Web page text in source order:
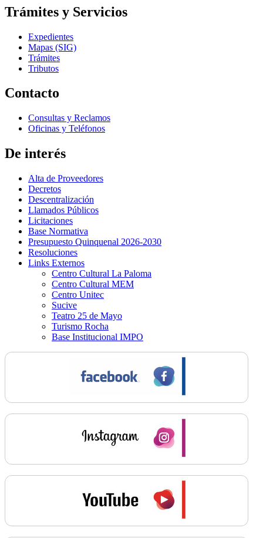
Trámites y Servicios
Expedientes
Mapas (SIG)
Trámites
Tributos
Contacto
Consultas y Reclamos
Oficinas y Teléfonos
De interés
Alta de Proveedores
Decretos
Descentralización
Llamados Públicos
Licitaciones
Base Normativa
Presupuesto Quinquenal 2026-2030
Resoluciones
Links Externos
Centro Cultural La Paloma
Centro Cultural MEM
Centro Unitec
Sucive
Teatro 25 de Mayo
Turismo Rocha
Base Institucional IMPO